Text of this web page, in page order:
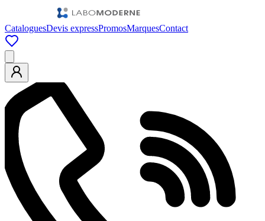
CataloguesDevis expressPromosMarquesContact